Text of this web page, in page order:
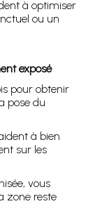
à optimiser
ou un
exposé
pour obtenir
pose du
à bien
sur les
vous
zone reste